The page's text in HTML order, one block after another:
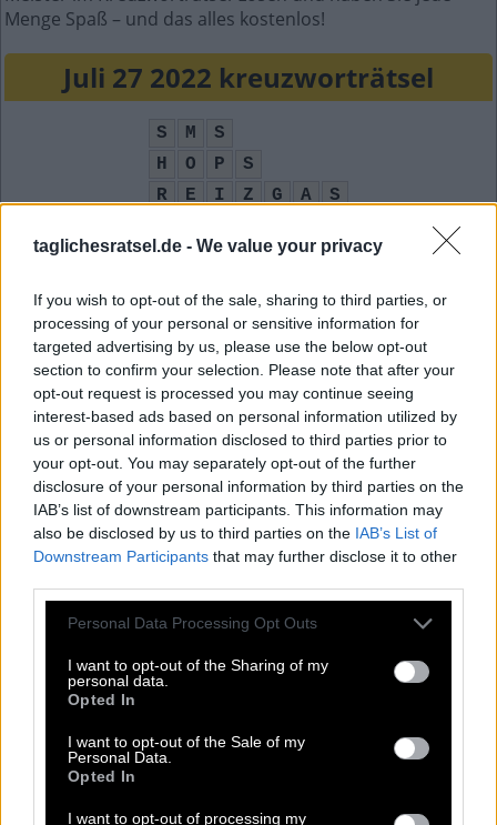
taglichesratsel.de - We value your privacy
If you wish to opt-out of the sale, sharing to third parties, or
processing of your personal or sensitive information for
targeted advertising by us, please use the below opt-out
section to confirm your selection. Please note that after your
opt-out request is processed you may continue seeing
interest-based ads based on personal information utilized by
us or personal information disclosed to third parties prior to
your opt-out. You may separately opt-out of the further
disclosure of your personal information by third parties on the
IAB’s list of downstream participants. This information may
also be disclosed by us to third parties on the IAB’s List of
Downstream Participants that may further disclose it to other
Personal Data Processing Opt Outs
I want to opt-out of the Sharing of my
personal data.
Opted In
I want to opt-out of the Sale of my
Personal Data.
Opted In
I want to opt-out of processing my
Menge Spaß – und das alles kostenlos!
Juli 27 2022 kreuzworträtsel
S M
S
H
O P
S
R
E I Z G A
S
K
N T E R
N
E
D E
Lied von Elton John; das Selbst:
E
G
O
Wen die Polizei verhaftet, den nimmt sie __:
H
O P
S
Kinderlied, meine __ fährt im Hühnerstall Motorrad:
O
M
A
Sudel-__, Spottname für Karl-Eduard von Schnitzler
D
E
M
S
Chemischer Stoff, der Augen und Atmung angreift: